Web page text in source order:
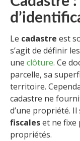
Le cadastre est
s’agit de définir
une clôture. Ce
parcelle, sa
territoire.
cadastre ne
d’une propriété.
fiscaleset ne fixe
propriétés.